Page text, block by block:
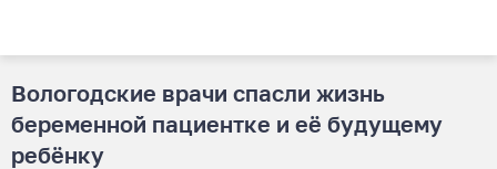
Вологодские врачи спасли жизнь
беременной пациентке и её будущему
ребёнку